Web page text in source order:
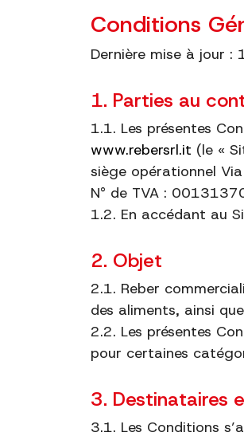
Conditions
Dernière mise à jour
1. Parties au
1.1. Les présentes
www.rebersrl.it (le «
siège opérationnel
N° de TVA :
1.2. En accédant au
2. Objet
2.1. Reber
des aliments, ainsi
2.2. Les présentes
pour certaines
3. Destinataires
3.1. Les Conditions